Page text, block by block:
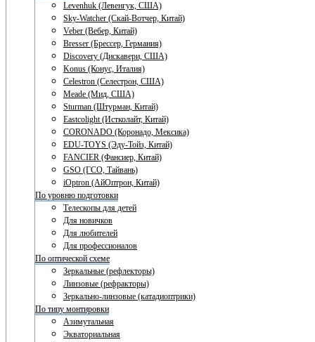
Levenhuk (Левенгук, США)
Sky-Watcher (Скай-Вотчер, Китай)
Veber (Вебер, Китай)
Bresser (Брессер, Германия)
Discovery (Дискавери, США)
Konus (Конус, Италия)
Celestron (Селестрон, США)
Meade (Мид, США)
Sturman (Штурман, Китай)
Eastcolight (Истколайт, Китай)
CORONADO (Коронадо, Мексика)
EDU-TOYS (Эду-Тойз, Китай)
FANCIER (Фансиер, Китай)
GSO (ГСО, Тайвань)
iOptron (АйОптрон, Китай)
По уровню подготовки
Телескопы для детей
Для новичков
Для любителей
Для профессионалов
По оптической схеме
Зеркальные (рефлекторы)
Линзовые (рефракторы)
Зеркально-линзовые (катадиоптрики)
По типу монтировки
Азимутальная
Экваториальная